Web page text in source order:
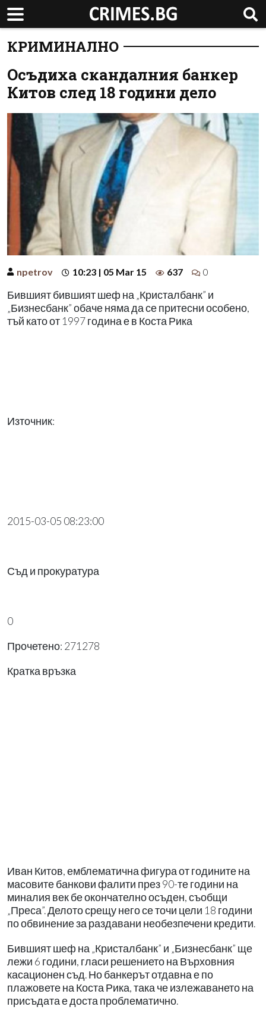
КРИМИНАЛНО
Осъдиха скандалния банкер
Китов след 18 години дело
npetrov 10:23 | 05 Mar 15 637 0
Бившият бившият шеф на „Кристалбанк” и
„Бизнесбанк” обаче няма да се притесни особено,
тъй като от 1997 година е в Коста Рика
Източник:
2015-03-05 08:23:00
Съд и прокуратура
0
Прочетено: 271278
Кратка връзка
Иван Китов, емблематична фигура от годините на
масовите банкови фалити през 90-те години на
миналия век бе окончателно осъден, съобщи
„Преса”. Делото срещу него се точи цели 18 години
по обвинение за раздавани необезпечени кредити.
Бившият шеф на „Кристалбанк” и „Бизнесбанк” ще
лежи 6 години, гласи решението на Върховния
касационен съд. Но банкерът отдавна е по
плажовете на Коста Рика, така че излежаването на
присъдата е доста проблематично.